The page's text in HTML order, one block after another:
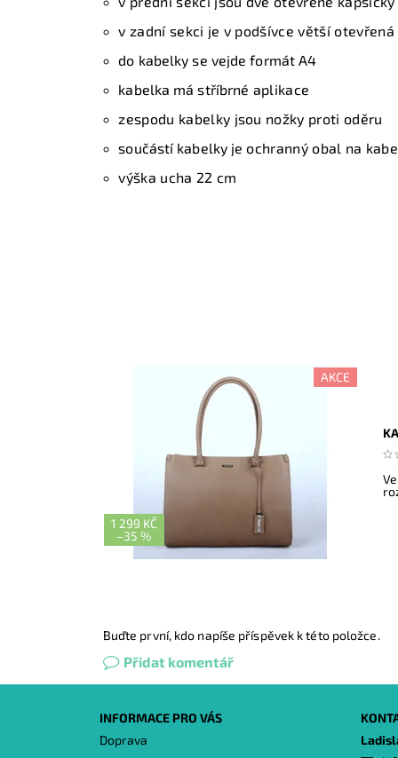
v zadní sekci je v podšívce větší
do kabelky se vejde formát A4
kabelka má stříbrné aplikace
zespodu kabelky jsou nožky proti oděru
součástí kabelky jeochranný obal na
výška ucha 22 cm
AKCE
1 299 KČ
–35 %
Buďte první, kdo napíše příspěvek k této položce.
Přidat komentář
INFORMACE PRO VÁS
Doprava